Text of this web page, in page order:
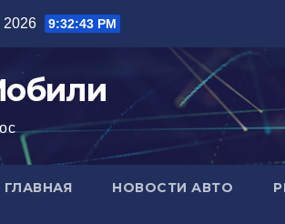
2026 9:32:44 PM
ГЛАВНАЯ НОВОСТИ АВТО